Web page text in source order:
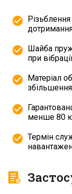
Шайба
при
Матеріал
збільшення
менше 80
Термін